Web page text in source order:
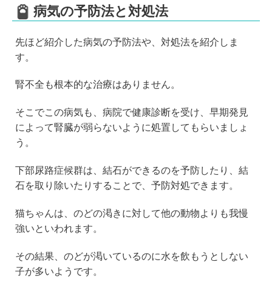
病気の予防法と対処法
先ほど紹介した病気の予防法や、対処法を紹介しま
す。
腎不全も根本的な治療はありません。
そこでこの病気も、病院で健康診断を受け、早期発見
によって腎臓が弱らないように処置してもらいましょ
う。
下部尿路症候群は、結石ができるのを予防したり、結
石を取り除いたりすることで、予防対処できます。
猫ちゃんは、のどの渇きに対して他の動物よりも我慢
強いといわれます。
その結果、のどが渇いているのに水を飲もうとしない
子が多いようです。